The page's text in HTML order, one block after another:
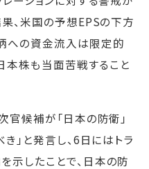
、米国の予想EPSの下方
への資金流入は限定的
本株も当面苦戦すること
官候補が「日本の防衛」
」と発言し、6日にはトラ
示したことで、日本の防